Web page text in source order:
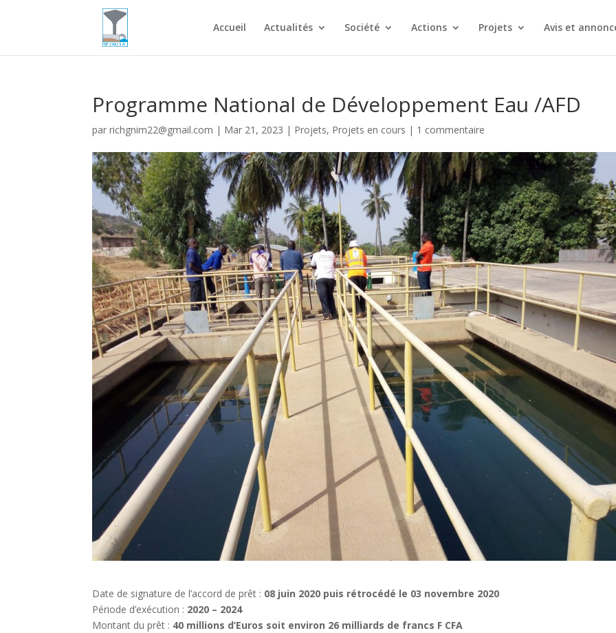
Accueil Actualités Société Actions Projets Avis et
Programme National de Développement Eau /AFD
parrichgnim22@gmail.com | Mar 21, 2023 | Projets, Projets en cours | 1 commentaire
Date de signature de l’accord de prêt : 08 juin 2020 puis rétrocédé le 03 novembre 2020
Période d’exécution : 2020 – 2024
Montant du prêt : 40 millions d’Euros soit environ 26 milliards de francs F CFA